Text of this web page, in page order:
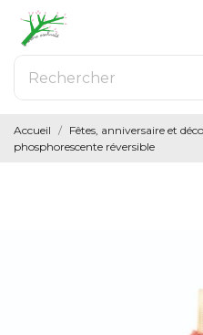
Accueil Fêtes, anniversaire et
phosphorescente réversible